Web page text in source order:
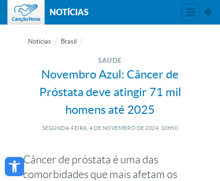
Open toolbar
NOTÍCIAS
Notícias Brasil
SAÚDE
Novembro Azul: Câncer de
Próstata deve atingir 71 mil
homens até 2025
SEGUNDA-FEIRA, 4 DE NOVEMBRO DE 2024, 10H50
Câncer de próstata é uma das
comorbidades que mais afetam os